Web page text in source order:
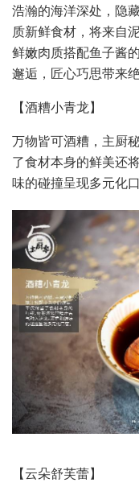
浩瀚的海洋深处，隐
质新鲜食材，将来自
鲜嫩肉质搭配鱼子酱
邂逅，匠心巧思带来
【酒糟小青龙】
万物皆可酒糟，主厨
了食材本身的鲜美还
味的碰撞呈现多元化口
【云朵舒芙蕾】